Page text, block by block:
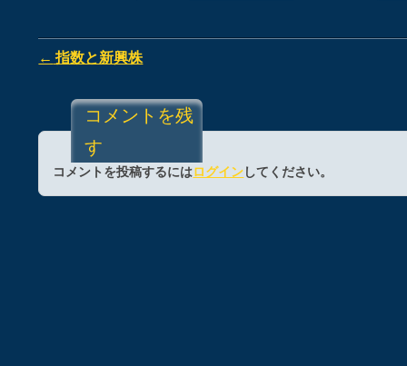
Post navigation
← 指数と新興株
コメントを残
す
コメントを投稿するにはログインしてください。